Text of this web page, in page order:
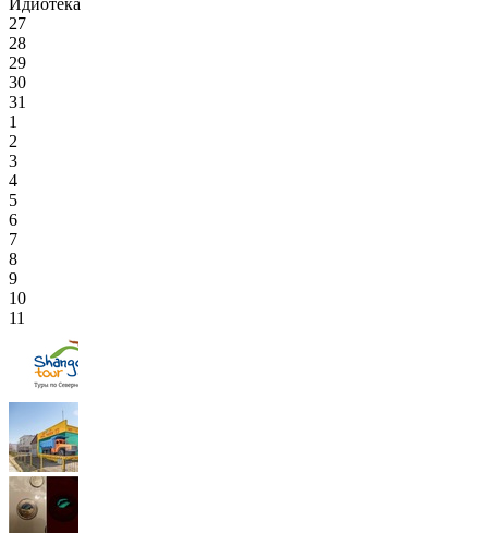
Идиотека
27
28
29
30
31
1
2
3
4
5
6
7
8
9
10
11